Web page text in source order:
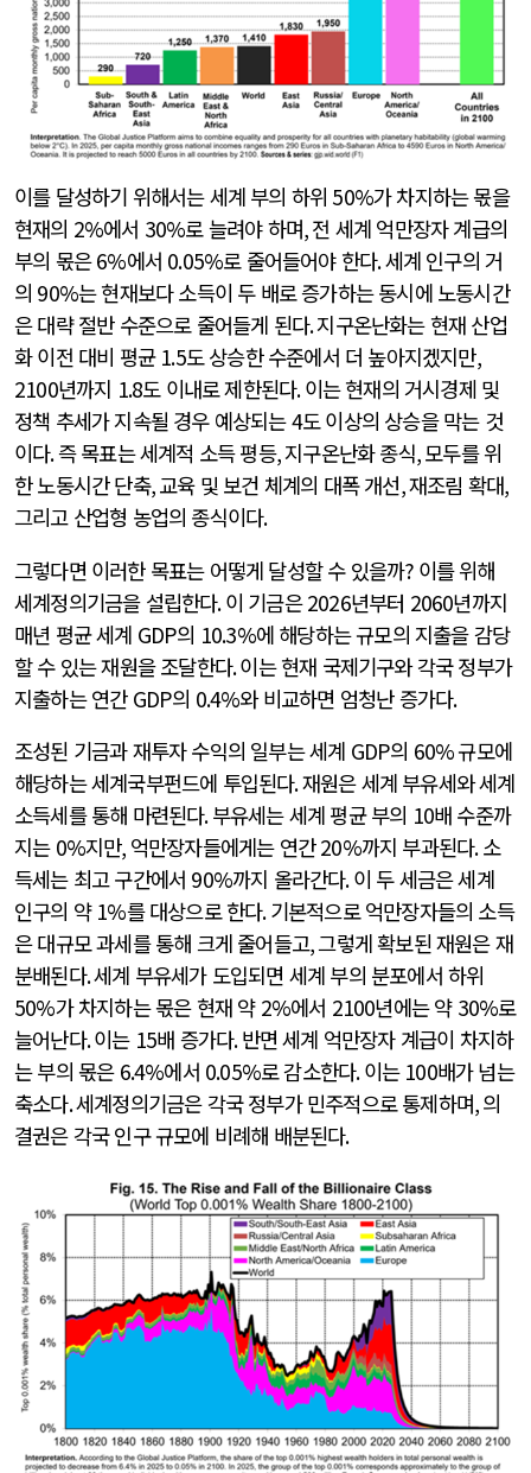
이를 달성하기 위해서는 세계 부의 하위 50%가 차지하는 몫을
현재의 2%에서 30%로 늘려야 하며,전 세계 억만장자 계급의
부의 몫은6%에서 0.05%로 줄어들어야 한다.세계 인구의 거
의 90%는 현재보다 소득이 두 배로 증가하는 동시에 노동시간
은 대략 절반 수준으로 줄어들게 된다.지구온난화는 현재 산업
화 이전 대비 평균 1.5도 상승한 수준에서 더 높아지겠지만,
2100년까지 1.8도 이내로 제한된다.이는 현재의 거시경제 및
정책 추세가 지속될 경우 예상되는4도 이상의 상승을 막는 것
이다.즉 목표는 세계적 소득 평등,지구온난화 종식,모두를 위
한 노동시간 단축,교육 및 보건 체계의 대폭 개선,재조림 확대,
그리고 산업형 농업의 종식이다.
그렇다면 이러한 목표는 어떻게 달성할 수 있을까? 이를 위해
세계정의기금을 설립한다.이 기금은2026년부터 2060년까지
매년 평균 세계 GDP의 10.3%에 해당하는 규모의 지출을 감당
할 수 있는 재원을 조달한다.이는 현재 국제기구와 각국 정부가
지출하는 연간 GDP의 0.4%와 비교하면 엄청난 증가다.
조성된 기금과 재투자 수익의 일부는 세계 GDP의 60%규모에
해당하는 세계국부펀드에 투입된다.재원은 세계 부유세와 세계
소득세를 통해 마련된다.부유세는 세계 평균 부의 10배 수준까
지는 0%지만, 억만장자들에게는 연간20%까지 부과된다.소
득세는 최고 구간에서 90%까지 올라간다.이 두 세금은 세계
인구의 약 1%를 대상으로 한다.기본적으로 억만장자들의 소득
은 대규모 과세를 통해 크게 줄어들고,그렇게 확보된 재원은 재
분배된다.세계 부유세가 도입되면 세계 부의 분포에서 하위
50%가 차지하는 몫은 현재 약 2%에서 2100년에는 약 30%로
늘어난다.이는 15배 증가다.반면 세계 억만장자 계급이 차지하
는 부의 몫은 6.4%에서 0.05%로 감소한다.이는 100배가 넘는
축소다.세계정의기금은 각국 정부가 민주적으로 통제하며,의
결권은 각국 인구 규모에 비례해 배분된다.